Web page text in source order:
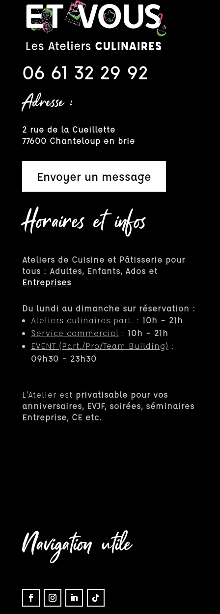
06 61 32 29 92
Adresse :
2 rue de la Cueillette
77600 Chanteloup en brie
Envoyer un message
Horaires et infos
Ateliers de Cuisine et Pâtisserie pour
tous : Adultes, Enfants, Ados et
Entreprises
Du lundi au dimanche sur réservation :
Ateliers culinaires part. : 10h – 21h
Service commercial : 10h – 21h
EVENT (Part./Pro/Team Building) :
09h30 – 23h30
L’Atelier est privatisable pour vos
anniversaires, EVJF, soirées, séminaires
Entreprise, CE etc.
Navigation utile